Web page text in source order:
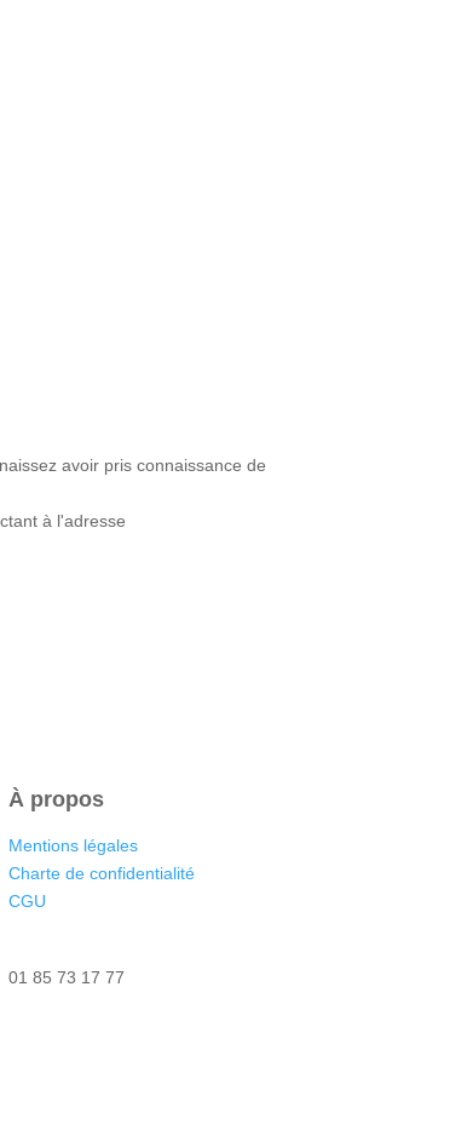
avoir pris connaissance de
à l'adresse
À propos
Mentions légales
Charte de confidentialité
CGU
01 85 73 17 77